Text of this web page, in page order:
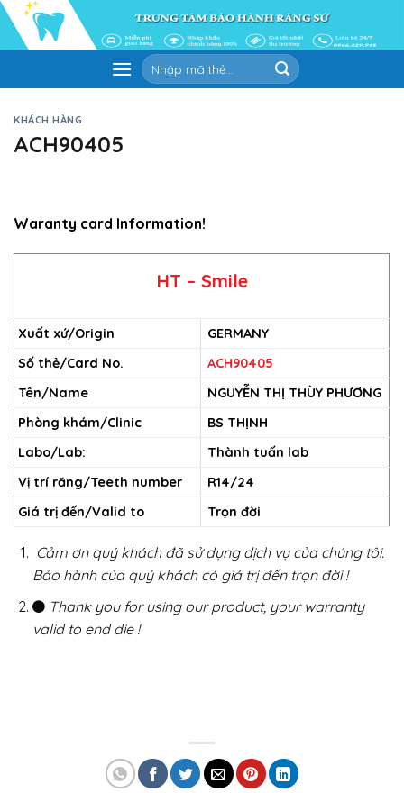
Skip
content
Tìm
kiếm:
KHÁCH HÀNG
ACH90405
Waranty card Information!
HT – Smile
Xuất xứ/Origin
GERMANY
Số thẻ/Card No.
ACH90405
Tên/Name
NGUYỄN THỊ THÙY PHƯƠNG
Phòng khám/Clinic
BS THỊNH
Labo/Lab:
Thành tuấn lab
Vị trí răng/Teeth number
R14/24
Giá trị đến/Valid to
Trọn đời
Cảm ơn quý khách đã sử dụng dịch vụ của chúng tôi.
Bảo hành của quý khách có giá trị đến trọn đời !
Thank you for using our product, your warranty
valid to end die !